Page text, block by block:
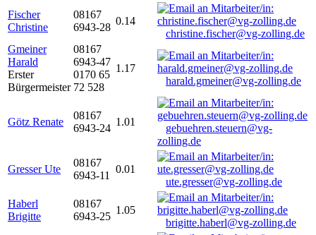
Fischer
Christine
08167
6943-28
0.14
christine.fischer@vg-zolling.de
Gmeiner
Harald
Erster
Bürgermeister
08167
6943-47
0170 65
72 528
1.17
harald.gmeiner@vg-zolling.de
Götz Renate
08167
6943-24
1.01
gebuehren.steuern@vg-
zolling.de
Gresser Ute
08167
6943-11
0.01
ute.gresser@vg-zolling.de
Haberl
Brigitte
08167
6943-25
1.05
brigitte.haberl@vg-zolling.de